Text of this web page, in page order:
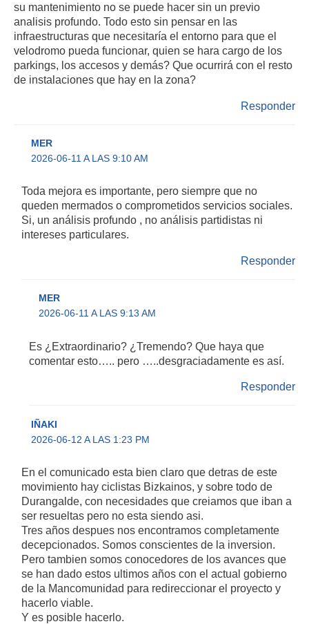
su mantenimiento no se puede hacer sin un previo
analisis profundo. Todo esto sin pensar en las
infraestructuras que necesitaría el entorno para que el
velodromo pueda funcionar, quien se hara cargo de los
parkings, los accesos y demás? Que ocurrirá con el resto
de instalaciones que hay en la zona?
Responder
MER
2026-06-11 A LAS 9:10 AM
Toda mejora es importante, pero siempre que no
queden mermados o comprometidos servicios sociales.
Si, un análisis profundo , no análisis partidistas ni
intereses particulares.
Responder
MER
2026-06-11 A LAS 9:13 AM
Es ¿Extraordinario? ¿Tremendo? Que haya que
comentar esto….. pero …..desgraciadamente es así.
Responder
IÑAKI
2026-06-12 A LAS 1:23 PM
En el comunicado esta bien claro que detras de este
movimiento hay ciclistas Bizkainos, y sobre todo de
Durangalde, con necesidades que creiamos que iban a
ser resueltas pero no esta siendo asi.
Tres años despues nos encontramos completamente
decepcionados. Somos conscientes de la inversion.
Pero tambien somos conocedores de los avances que
se han dado estos ultimos años con el actual gobierno
de la Mancomunidad para redireccionar el proyecto y
hacerlo viable.
Y es posible hacerlo.